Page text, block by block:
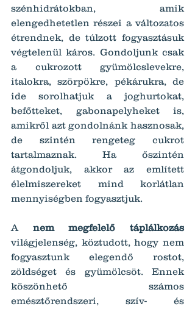
szénhidrátokban, amik
elengedhetetlen részei a változatos
étrendnek, de túlzott fogyasztásuk
végtelenül káros. Gondoljunk csak
a cukrozott gyümölcslevekre,
italokra, szörpökre, pékárukra, de
ide sorolhatjuk a joghurtokat,
befőtteket, gabonapelyheket is,
amikről azt gondolnánk hasznosak,
de szintén rengeteg cukrot
tartalmaznak. Ha őszintén
átgondoljuk, akkor az említett
élelmiszereket mind korlátlan
mennyiségben fogyasztjuk.
A nem megfelelő táplálkozás
világjelenség, köztudott, hogy nem
fogyasztunk elegendő rostot,
zöldséget és gyümölcsöt. Ennek
köszönhető számos
emésztőrendszeri, szív- és